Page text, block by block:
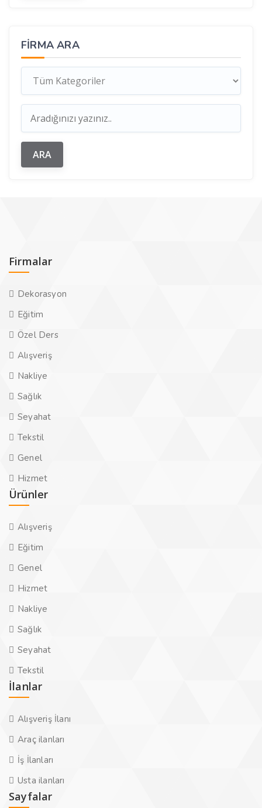
FIRMA ARA
Firmalar
Dekorasyon
Eğitim
Özel Ders
Alışveriş
Nakliye
Sağlık
Seyahat
Tekstil
Genel
Hizmet
Ürünler
Alışveriş
Eğitim
Genel
Hizmet
Nakliye
Sağlık
Seyahat
Tekstil
İlanlar
Alışveriş İlanı
Araç ilanları
İş İlanları
Usta ilanları
Sayfalar